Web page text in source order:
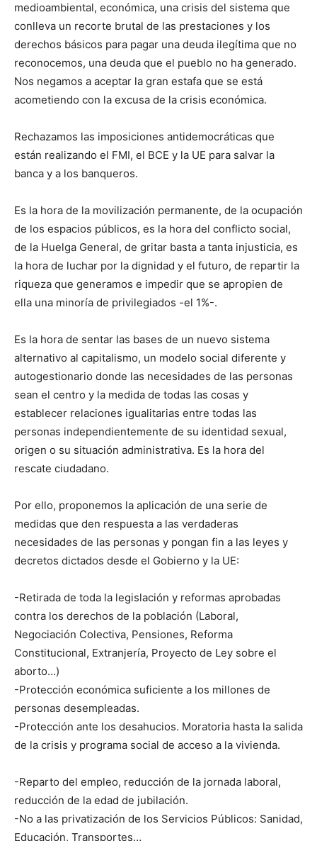
medioambiental, económica, una crisis del sistema que
conlleva un recorte brutal de las prestaciones y los
derechos básicos para pagar una deuda ilegítima que no
reconocemos, una deuda que el pueblo no ha generado.
Nos negamos a aceptar la gran estafa que se está
acometiendo con la excusa de la crisis económica.
Rechazamos las imposiciones antidemocráticas que
están realizando el FMI, el BCE y la UE para salvar la
banca y a los banqueros.
Es la hora de la movilización permanente, de la ocupación
de los espacios públicos, es la hora del conflicto social,
de la Huelga General, de gritar basta a tanta injusticia, es
la hora de luchar por la dignidad y el futuro, de repartir la
riqueza que generamos e impedir que se apropien de
ella una minoría de privilegiados -el 1%-.
Es la hora de sentar las bases de un nuevo sistema
alternativo al capitalismo, un modelo social diferente y
autogestionario donde las necesidades de las personas
sean el centro y la medida de todas las cosas y
establecer relaciones igualitarias entre todas las
personas independientemente de su identidad sexual,
origen o su situación administrativa. Es la hora del
rescate ciudadano.
Por ello, proponemos la aplicación de una serie de
medidas que den respuesta a las verdaderas
necesidades de las personas y pongan fin a las leyes y
decretos dictados desde el Gobierno y la UE:
-Retirada de toda la legislación y reformas aprobadas
contra los derechos de la población (Laboral,
Negociación Colectiva, Pensiones, Reforma
Constitucional, Extranjería, Proyecto de Ley sobre el
aborto…)
-Protección económica suficiente a los millones de
personas desempleadas.
-Protección ante los desahucios. Moratoria hasta la salida
de la crisis y programa social de acceso a la vivienda.
-Reparto del empleo, reducción de la jornada laboral,
reducción de la edad de jubilación.
-No a las privatización de los Servicios Públicos: Sanidad,
Educación, Transportes…